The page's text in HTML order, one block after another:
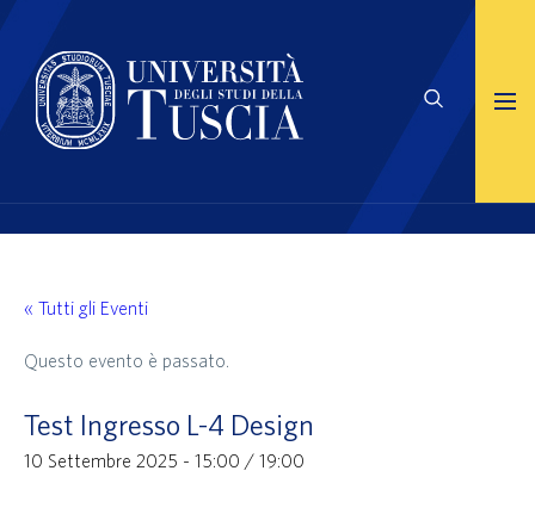
« Tutti gli Eventi
Questo evento è passato.
Test Ingresso L-4 Design
10 Settembre 2025 - 15:00 / 19:00